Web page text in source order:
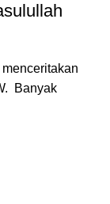
Banyak